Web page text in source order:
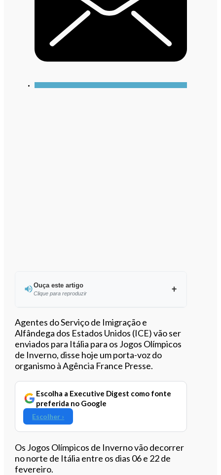
Ouça este artigo
Clique para reproduzir
Ouvir este artigo
Agentes do Serviço de Imigração e
Alfândega dos Estados Unidos (ICE) vão ser
enviados para Itália para os Jogos Olímpicos
de Inverno, disse hoje um porta-voz do
organismo à Agência France Presse.
Escolha a Executive Digest como fonte
preferida no Google
Escolher ›
Os Jogos Olímpicos de Inverno vão decorrer
no norte de Itália entre os dias 06 e 22 de
fevereiro.